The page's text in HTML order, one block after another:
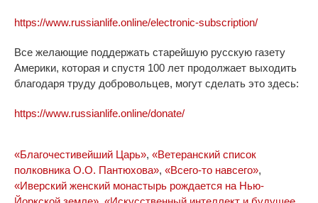
https://www.russianlife.online/electronic-subscription/
Все желающие поддержать старейшую русскую газету
Америки, которая и спустя 100 лет продолжает выходить
благодаря труду добровольцев, могут сделать это здесь:
https://www.russianlife.online/donate/
«Благочестивейший Царь», «Ветеранский список
полковника О.О. Пантюхова», «Всего-то навсего»,
«Иверский женский монастырь рождается на Нью-